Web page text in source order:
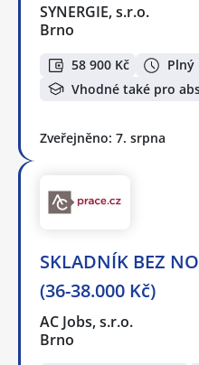
SYNERGIE, s.r.o.
Brno
58 900 Kč
Plný
Vhodné také pro
Zveřejněno: 7. srpna
SKLADNÍK BEZ
(36-38.000 Kč)
AC Jobs, s.r.o.
Brno